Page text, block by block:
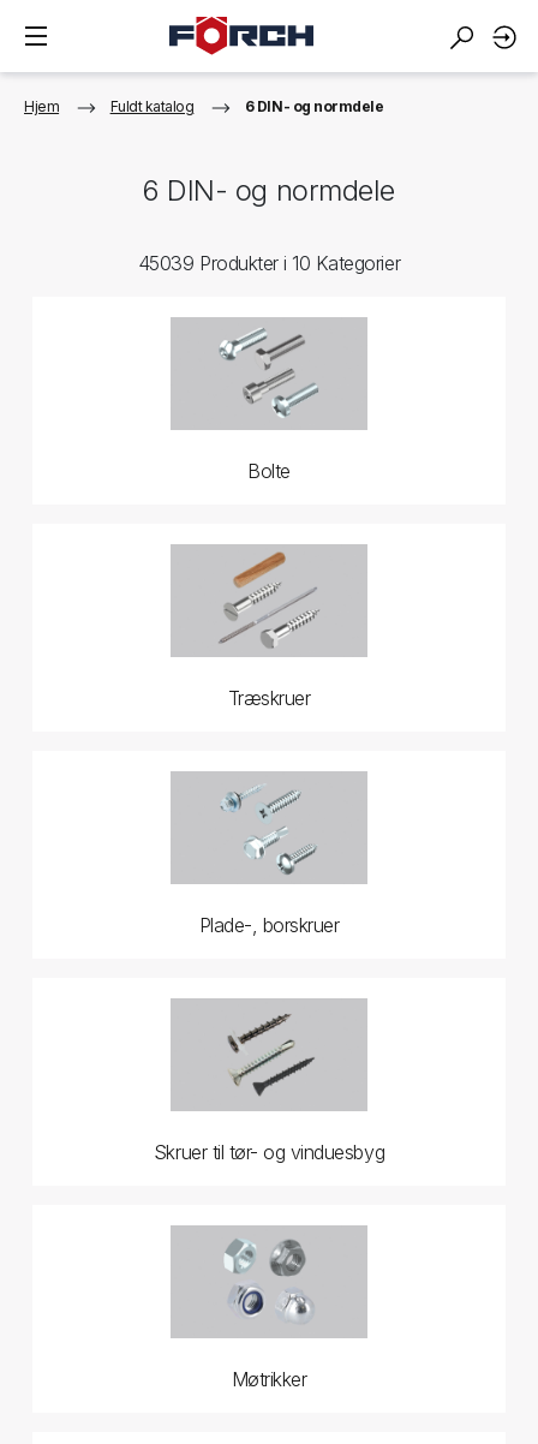
Hjem Fuldt katalog 6 DIN- og normdele
6 DIN- og normdele
45039 Produkter i 10 Kategorier
Bolte
Træskruer
Plade-, borskruer
Skruer til tør- og vinduesbyg
Møtrikker